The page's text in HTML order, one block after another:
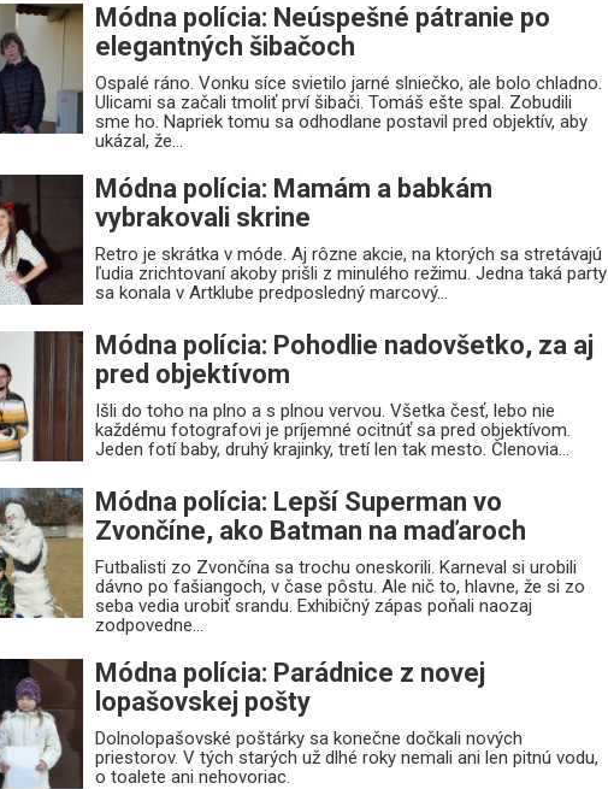
Módna polícia: Neúspešné pátranie po
elegantných šibačoch
Ospalé ráno. Vonku síce svietilo jarné slniečko, ale bolo chladno.
Ulicami sa začali tmoliť prví šibači. Tomáš ešte spal. Zobudili
sme ho. Napriek tomu sa odhodlane postavil pred objektív, aby
ukázal, že...
Módna polícia: Mamám a babkám
vybrakovali skrine
Retro je skrátka v móde. Aj rôzne akcie, na ktorých sa stretávajú
ľudia zrichtovaní akoby prišli z minulého režimu. Jedna taká party
sa konala v Artklube predposledný marcový...
Módna polícia: Pohodlie nadovšetko, za aj
pred objektívom
Išli do toho na plno a s plnou vervou. Všetka česť, lebo nie
každému fotografovi je príjemné ocitnúť sa pred objektívom.
Jeden fotí baby, druhý krajinky, tretí len tak mesto. Členovia...
Módna polícia: Lepší Superman vo
Zvončíne, ako Batman na maďaroch
Futbalisti zo Zvončína sa trochu oneskorili. Karneval si urobili
dávno po fašiangoch, v čase pôstu. Ale nič to, hlavne, že si zo
seba vedia urobiť srandu. Exhibičný zápas poňali naozaj
zodpovedne...
Módna polícia: Parádnice z novej
lopašovskej pošty
Dolnolopašovské poštárky sa konečne dočkali nových
priestorov. V tých starých už dlhé roky nemali ani len pitnú vodu,
o toalete ani nehovoriac.